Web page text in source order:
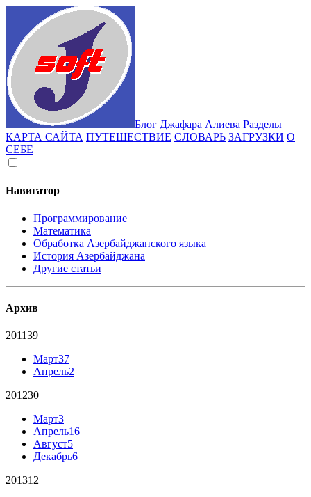
Блог Джафара Алиева Разделы
КАРТА САЙТА ПУТЕШЕСТВИЕ СЛОВАРЬ ЗАГРУЗКИ О
СЕБЕ
Навигатор
Программирование
Математика
Обработка Азербайджанского языка
История Азербайджана
Другие статьи
Архив
201139
Март37
Апрель2
201230
Март3
Апрель16
Август5
Декабрь6
201312